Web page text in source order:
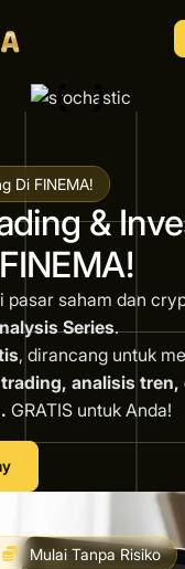
Di FINEMA!
&
pasar saham dan
Series.
, dirancang untuk
analisis tren,
GRATIS untuk Anda!
Mulai Tanpa Risiko